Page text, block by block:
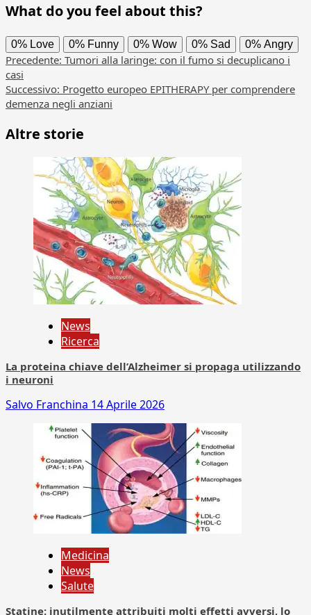
What do you feel about this?
0% Love 0% Funny 0% Wow 0% Sad 0% Angry
Navigazione
articolo
Precedente: Tumori alla laringe: con il fumo si decuplicano i
casi
Successivo: Progetto europeo EPITHERAPY per comprendere
demenza negli anziani
Altre storie
News
Ricerca
La proteina chiave dell’Alzheimer si propaga utilizzando
i neuroni
Salvo Franchina 14 Aprile 2026
Medicina
News
Salute
Statine: inutilmente attribuiti molti effetti avversi, lo